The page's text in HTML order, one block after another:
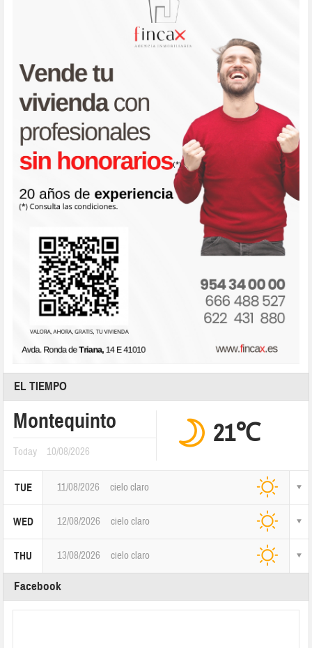
EL TIEMPO
Montequinto
Today 10/08/2026
21℃
TUE 11/08/2026 cielo claro
WED 12/08/2026 cielo claro
THU 13/08/2026 cielo claro
Facebook